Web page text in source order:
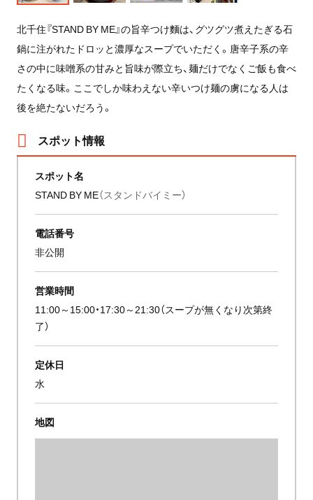
北千住『STAND BY ME』の旨辛つけ麵は、グツグツ煮えたぎる石
鍋に注がれたドロッと濃厚なスープでいただく。唐辛子系の辛
さの中に味噌系の甘みと旨味が際立ち、麺だけでなくご飯も食べ
たくなる味。ここでしか味わえない辛いつけ麺の虜になる人は
後を絶たないだろう。
スポット情報
スポット名
STAND BY ME（スタンドバイミー）
電話番号
非公開
営業時間
11:00～15:00・17:30～21:30（スープが無くなり次第終
了）
定休日
水
地図